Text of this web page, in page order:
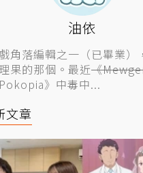
油依
角落編輯之一（已畢業）
果的那個。最近《
Pokopia》中毒中...
文章